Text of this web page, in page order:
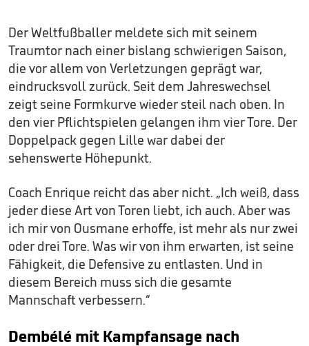
Der Weltfußballer meldete sich mit seinem
Traumtor nach einer bislang schwierigen Saison,
die vor allem von Verletzungen geprägt war,
eindrucksvoll zurück. Seit dem Jahreswechsel
zeigt seine Formkurve wieder steil nach oben. In
den vier Pflichtspielen gelangen ihm vier Tore. Der
Doppelpack gegen Lille war dabei der
sehenswerte Höhepunkt.
Coach Enrique reicht das aber nicht. „Ich weiß, dass
jeder diese Art von Toren liebt, ich auch. Aber was
ich mir von Ousmane erhoffe, ist mehr als nur zwei
oder drei Tore. Was wir von ihm erwarten, ist seine
Fähigkeit, die Defensive zu entlasten. Und in
diesem Bereich muss sich die gesamte
Mannschaft verbessern.“
Dembélé mit Kampfansage nach